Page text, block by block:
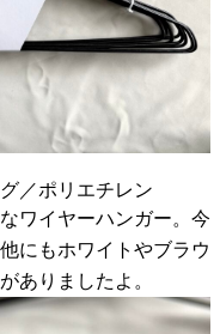
／ポリエチレン
ワイヤーハンガー。今
にもホワイトやブラウ
ありましたよ。